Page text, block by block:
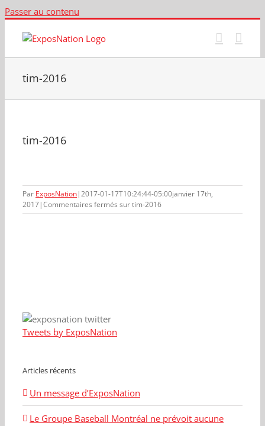
Passer au contenu
tim-2016
tim-2016
Par ExposNation|2017-01-17T10:24:44-05:00janvier 17th,
2017|Commentaires fermés sur tim-2016
Tweets by ExposNation
Articles récents
Un message d’ExposNation
Le Groupe Baseball Montréal ne prévoit aucune